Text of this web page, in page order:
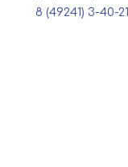
8 (49241) 3-40-21